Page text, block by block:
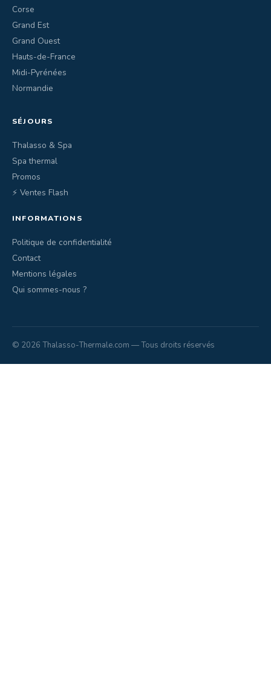
Corse
Grand Est
Grand Ouest
Hauts-de-France
Midi-Pyrénées
Normandie
SÉJOURS
Thalasso & Spa
Spa thermal
Promos
⚡ Ventes Flash
INFORMATIONS
Politique de confidentialité
Contact
Mentions légales
Qui sommes-nous ?
© 2026 Thalasso-Thermale.com — Tous droits réservés